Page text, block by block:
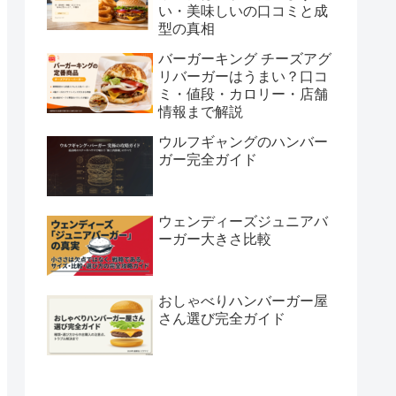
い・美味しいの口コミと成
型の真相
バーガーキング チーズアグ
リバーガーはうまい？口コ
ミ・値段・カロリー・店舗
情報まで解説
ウルフギャングのハンバー
ガー完全ガイド
ウェンディーズジュニアバ
ーガー大きさ比較
おしゃべりハンバーガー屋
さん選び完全ガイド